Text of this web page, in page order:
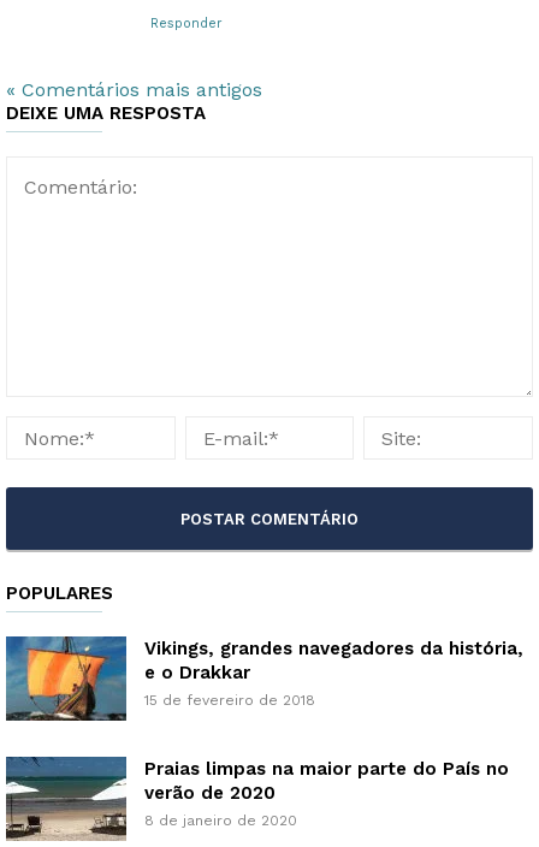
Responder
« Comentários mais antigos
DEIXE UMA RESPOSTA
POPULARES
Vikings, grandes navegadores da história,
e o Drakkar
15 de fevereiro de 2018
Praias limpas na maior parte do País no
verão de 2020
8 de janeiro de 2020